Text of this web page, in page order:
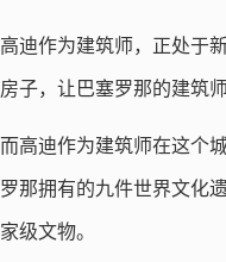
高迪作为建筑师，正处于
房子，让巴塞罗那的建筑
而高迪作为建筑师在这个
罗那拥有的九件世界文化
家级文物。